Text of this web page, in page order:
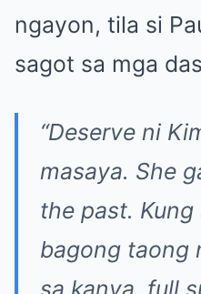
ngayon, tila si
sagot sa mga
“Deserve ni
masaya. She
the past.
bagong taong
sa kanya, full